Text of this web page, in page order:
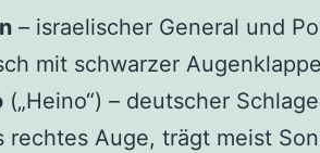
– israelischer General und
mit schwarzer
(„Heino“) – deutscher
rechtes Auge, trägt meist